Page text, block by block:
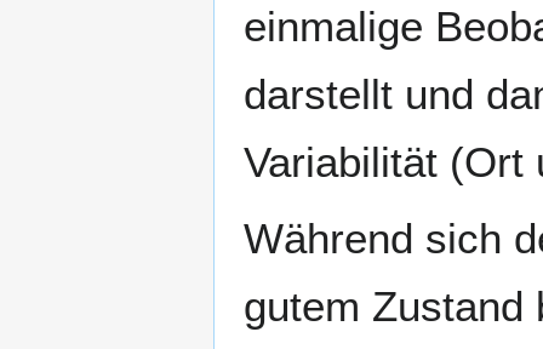
einmalige
darstellt und
Variabilität (Ort
Während sich
gutem Zustand